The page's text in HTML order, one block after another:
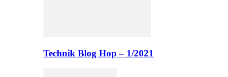
Technik Blog Hop – 1/2021